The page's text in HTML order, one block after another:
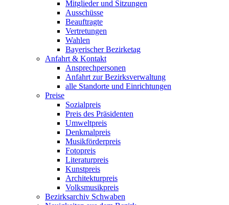
Mitglieder und Sitzungen
Ausschüsse
Beauftragte
Vertretungen
Wahlen
Bayerischer Bezirketag
Anfahrt & Kontakt
Ansprechpersonen
Anfahrt zur Bezirksverwaltung
alle Standorte und Einrichtungen
Preise
Sozialpreis
Preis des Präsidenten
Umweltpreis
Denkmalpreis
Musikförderpreis
Fotopreis
Literaturpreis
Kunstpreis
Architekturpreis
Volksmusikpreis
Bezirksarchiv Schwaben